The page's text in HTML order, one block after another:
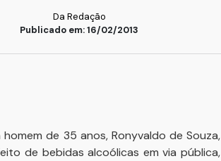
Da Redação
Publicado em: 16/02/2013
de 35 anos, Ronyvaldo de Souza,
de bebidas alcoólicas em via pública,